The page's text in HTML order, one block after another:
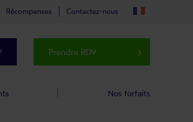
Récompenses Contactez-nous
Prendre RDV keyboard_arrow_right
Nos forfaits